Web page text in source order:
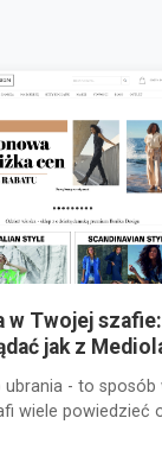
w Twojej
jak z
- to sposób
wiele powiedzieć